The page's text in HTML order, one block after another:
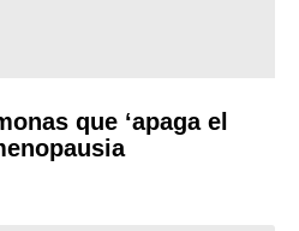
que ‘apaga el